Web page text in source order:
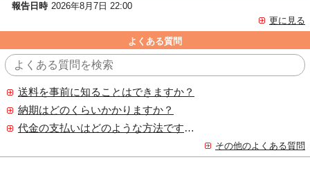
報告日時 2026年8月7日 22:00
更に見る
よくある質問
送料を事前に知ることはできますか？
納期はどのくらいかかりますか？
代金の支払いはどのような方法ですか？
その他のよくある質問